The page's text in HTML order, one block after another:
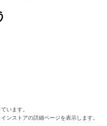
います。
ンストアの詳細ページを表示します。